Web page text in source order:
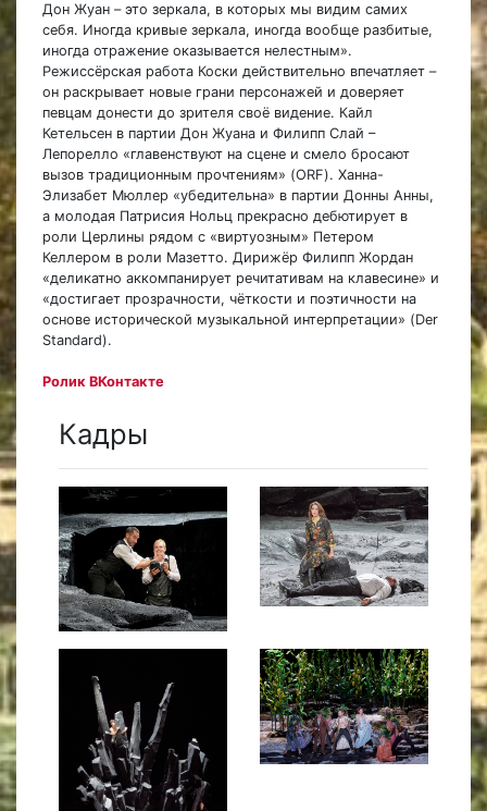
Дон Жуан – это зеркала, в которых мы видим самих
себя. Иногда кривые зеркала, иногда вообще разбитые,
иногда отражение оказывается нелестным».
Режиссёрская работа Коски действительно впечатляет –
он раскрывает новые грани персонажей и доверяет
певцам донести до зрителя своё видение. Кайл
Кетельсен в партии Дон Жуана и Филипп Слай –
Лепорелло «главенствуют на сцене и смело бросают
вызов традиционным прочтениям» (ORF). Ханна-
Элизабет Мюллер «убедительна» в партии Донны Анны,
а молодая Патрисия Нольц прекрасно дебютирует в
роли Церлины рядом с «виртуозным» Петером
Келлером в роли Мазетто. Дирижёр Филипп Жордан
«деликатно аккомпанирует речитативам на клавесине» и
«достигает прозрачности, чёткости и поэтичности на
основе исторической музыкальной интерпретации» (Der
Standard).
Ролик ВКонтакте
Кадры